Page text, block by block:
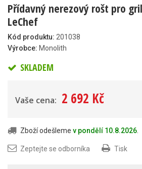
Přídavný nerezový rošt pro
LeChef
Kód produktu: 201038
Výrobce: Monolith
SKLADEM
Vaše cena: 2 692 Kč
Zboží odešleme v pondělí 10.8.2026
Zeptejte se odborníka Tisk